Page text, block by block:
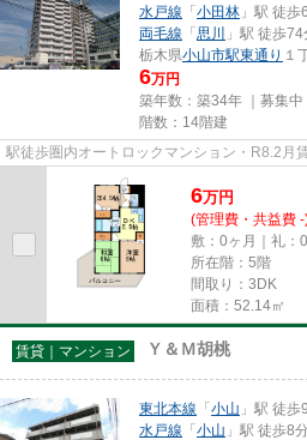
水戸線 「小田林 」駅 徒歩
両毛線 「思川
」駅 徒歩74
栃木県小山市駅東通り １
6万円
築年数：築34年 ｜募集中
階数：14階建
駅徒歩圏内オートロックマンション・R8.2月
6万円
(管理費・共益費 -
敷：0ヶ月｜礼：
所在階：5階
間取り：3DK
面積：52.14㎡
賃貸｜マンション Ｙ＆Ｍ胡桃
東北本線 「小山 」駅 徒歩
水戸線 「小山 」駅 徒歩8